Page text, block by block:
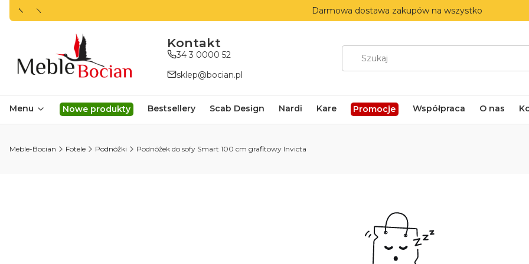
Darmowa dostawa zakupów na wszystko
ㅤㅤㅤㅤㅤㅤㅤㅤKontakt
34 3 0000 52
sklep@bocian.pl
Menu Nowe produkty Bestsellery Scab Design Nardi Kare Promocje Współpraca O nas
Meble-Bocian Fotele Podnóżki Podnóżek do sofy Smart 100 cm grafitowy Invicta